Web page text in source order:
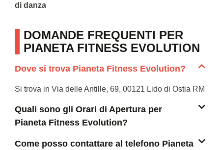
di danza
DOMANDE FREQUENTI PER
PIANETA FITNESS EVOLUTION
Dove si trova Pianeta Fitness Evolution?
Si trova in Via delle Antille, 69, 00121 Lido di Ostia RM
Quali sono gli Orari di Apertura per
Pianeta Fitness Evolution?
Come posso contattare al telefono Pianeta